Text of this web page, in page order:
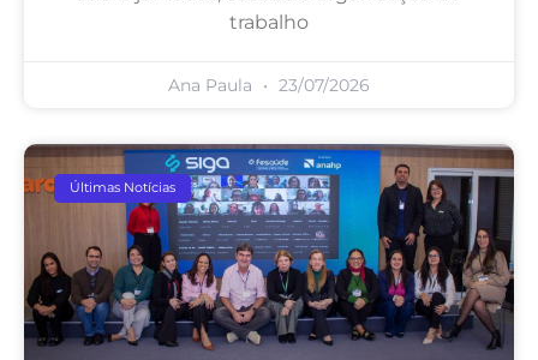
trabalho
Ana Paula 23/07/2026
Últimas Notícias